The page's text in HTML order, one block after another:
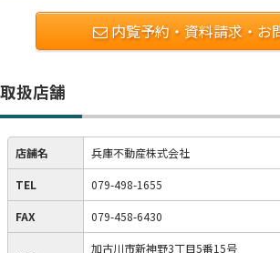
内覧予約・資料請求・お
取扱店舗
店舗名 兵庫不動産株式会社
TEL 079-498-1655
FAX 079-458-6430
加古川市新神野3丁目5番15号